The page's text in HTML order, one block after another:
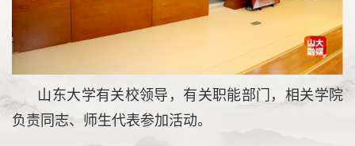
山东大学有关校领导，有关职能部门，相关学院
负责同志、师生代表参加活动。